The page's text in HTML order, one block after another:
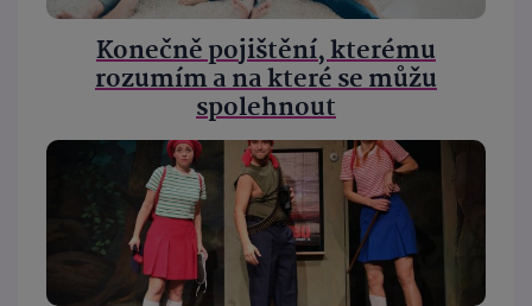
Konečně pojištění, kterému
rozumím a na které se můžu
spolehnout